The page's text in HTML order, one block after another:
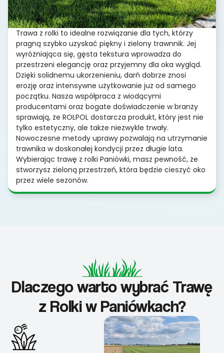
Trawa z rolki to idealne rozwiązanie dla tych, którzy
pragną szybko uzyskać piękny i zielony trawnnik. Jej
wyróżniająca się, gęsta tekstura wprowadza do
przestrzeni elegancję oraz przyjemny dla oka wygląd.
Dzięki solidnemu ukorzenieniu, darń dobrze znosi
erozję oraz intensywne użytkowanie już od samego
początku. Nasza współpraca z wiodącymi
producentami oraz bogate doświadczenie w branży
sprawiają, że ROLPOL dostarcza produkt, który jest nie
tylko estetyczny, ale także niezwykle trwały.
Nowoczesne metody uprawy pozwalają na utrzymanie
trawnika w doskonałej kondycji przez długie lata.
Wybierając trawę z rolki Paniówki, masz pewność, że
stworzysz zieloną przestrzeń, która będzie cieszyć oko
przez wiele sezonów.
Dlaczego warto wybrać Trawę
z Rolki w Paniówkach?